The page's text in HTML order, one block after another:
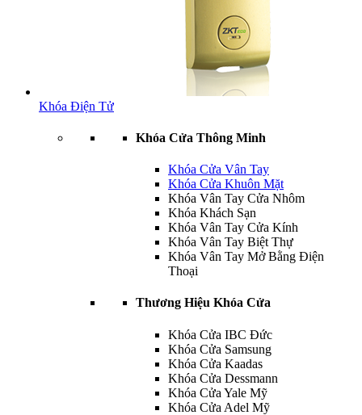
Khóa Điện Tử
Khóa Cửa Thông Minh
Khóa Cửa Vân Tay
Khóa Cửa Khuôn Mặt
Khóa Vân Tay Cửa Nhôm
Khóa Khách Sạn
Khóa Vân Tay Cửa Kính
Khóa Vân Tay Biệt Thự
Khóa Vân Tay Mở Bằng Điện
Thoại
Thương Hiệu Khóa Cửa
Khóa Cửa IBC Đức
Khóa Cửa Samsung
Khóa Cửa Kaadas
Khóa Cửa Dessmann
Khóa Cửa Yale Mỹ
Khóa Cửa Adel Mỹ